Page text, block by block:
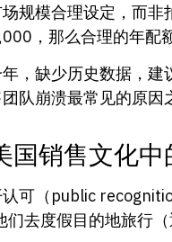
规模合理设定，而
，那么合理的年配
，缺少历史数据，
队崩溃最常见的原因
国销售文化中
可（public
去度假目的地旅行